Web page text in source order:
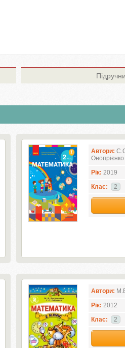
Автори:
Онопрієнко
Рік: 2019
Клас:
2
Автори:
Рік: 2012
Клас:
2